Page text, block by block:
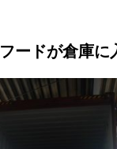
ードが倉庫に